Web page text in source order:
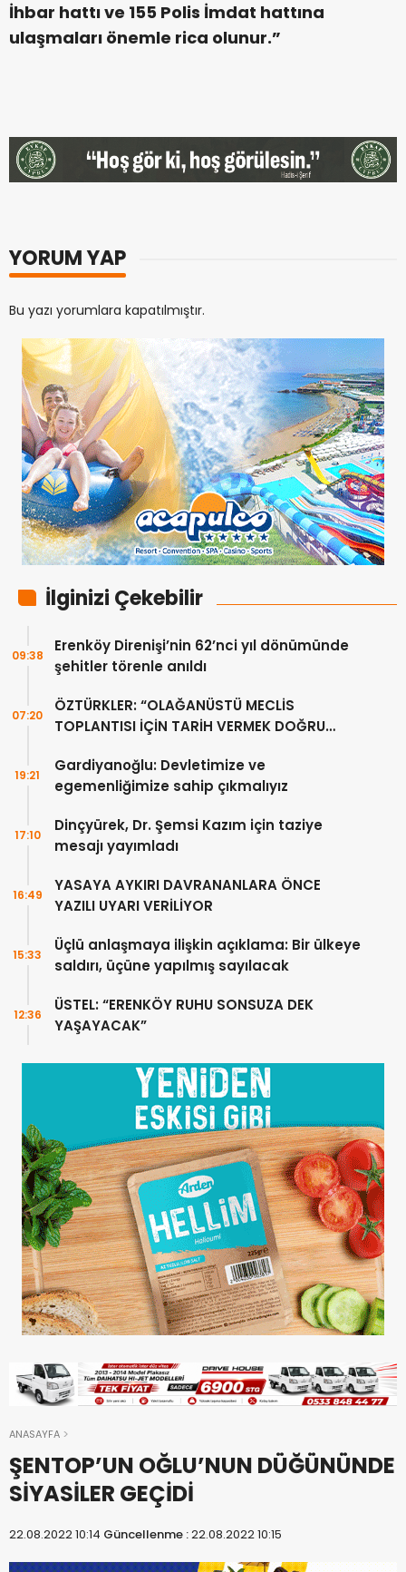
İhbar hattı ve 155 Polis İmdat hattına
ulaşmaları önemle rica olunur.”
YORUM YAP
Bu yazı yorumlara kapatılmıştır.
İlginizi Çekebilir
Erenköy Direnişi’nin 62’nci yıl dönümünde
şehitler törenle anıldı
09:38
ÖZTÜRKLER: “OLAĞANÜSTÜ MECLİS
TOPLANTISI İÇİN TARİH VERMEK DOĞRU
07:20
Gardiyanoğlu: Devletimize ve
egemenliğimize sahip çıkmalıyız
19:21
Dinçyürek, Dr. Şemsi Kazım için taziye
mesajı yayımladı
17:10
YASAYA AYKIRI DAVRANANLARA ÖNCE
YAZILI UYARI VERİLİYOR
16:49
Üçlü anlaşmaya ilişkin açıklama: Bir ülkeye
saldırı, üçüne yapılmış sayılacak
15:33
ÜSTEL: “ERENKÖY RUHU SONSUZA DEK
YAŞAYACAK”
12:36
ANASAYFA
ŞENTOP’UN OĞLU’NUN DÜĞÜNÜNDE
SİYASİLER GEÇİDİ
22.08.2022 10:14 Güncellenme :22.08.2022 10:15